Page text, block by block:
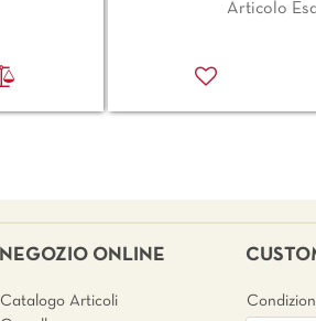
Articolo
NEGOZIO ONLINE
Catalogo Articoli